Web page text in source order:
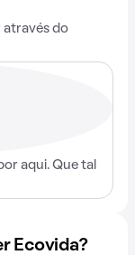
através do
aqui. Que tal
Ecovida?